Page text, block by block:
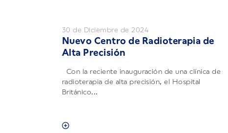
30 de Diciembre de 2024
Nuevo Centro de Radioterapia de
Alta Precisión
Con la reciente inauguración de una clínica de
radioterapia de alta precisión, el Hospital
Británico...